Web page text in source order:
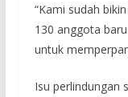
“Kami sudah
130 anggota
untuk
Isu perlindungan